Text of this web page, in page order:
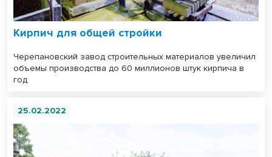
Кирпич для общей стройки
Черепановский завод строительных материалов увеличил
объемы производства до 60 миллионов штук кирпича в
год
25.02.2022